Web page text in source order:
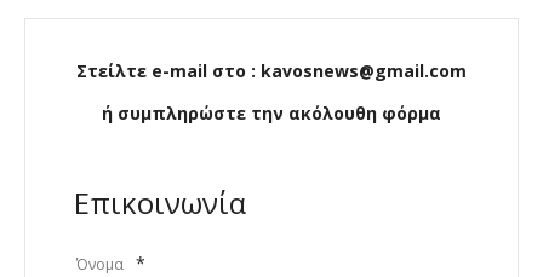
Στείλτε e-mail στο : kavosnews@gmail.com
ή συμπληρώστε την ακόλουθη φόρμα
Επικοινωνία
Όνομα *